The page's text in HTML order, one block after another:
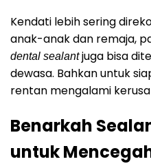
Kendati lebih sering
anak-anak dan remaja,
dental sealantjuga bisa
dewasa. Bahkan untuk
rentan mengalami
Benarkah
untuk